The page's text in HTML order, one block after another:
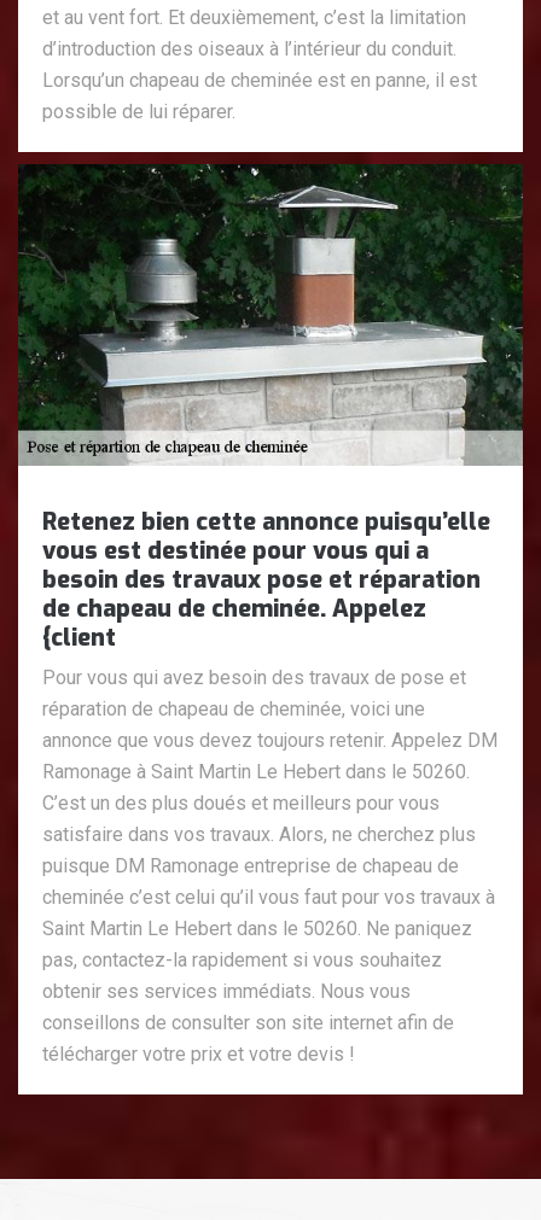
et au vent fort. Et deuxièmement, c’est la limitation
d’introduction des oiseaux à l’intérieur du conduit.
Lorsqu’un chapeau de cheminée est en panne, il est
possible de lui réparer.
Retenez bien cette annonce puisqu’elle
vous est destinée pour vous qui a
besoin des travaux pose et réparation
de chapeau de cheminée. Appelez
{client
Pour vous qui avez besoin des travaux de pose et
réparation de chapeau de cheminée, voici une
annonce que vous devez toujours retenir. Appelez DM
Ramonage à Saint Martin Le Hebert dans le 50260.
C’est un des plus doués et meilleurs pour vous
satisfaire dans vos travaux. Alors, ne cherchez plus
puisque DM Ramonage entreprise de chapeau de
cheminée c’est celui qu’il vous faut pour vos travaux à
Saint Martin Le Hebert dans le 50260. Ne paniquez
pas, contactez-la rapidement si vous souhaitez
obtenir ses services immédiats. Nous vous
conseillons de consulter son site internet afin de
télécharger votre prix et votre devis !